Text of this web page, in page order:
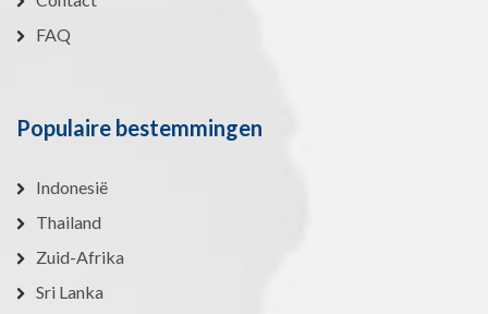
FAQ
Populaire bestemmingen
Indonesië
Thailand
Zuid-Afrika
Sri Lanka